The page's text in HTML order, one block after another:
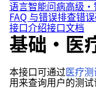
语言智能问病高级·
FAQ 与错误排查错
接口介绍接口文档
基础·医
本接口可通过医疗
用来查询用户的测